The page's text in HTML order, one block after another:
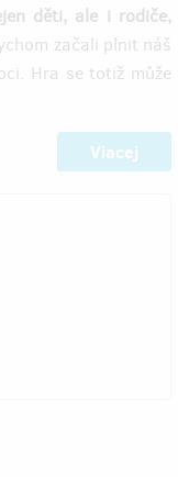
děti, ale i rodiče,
začali plnit náš
Hra se totiž může
Viacej